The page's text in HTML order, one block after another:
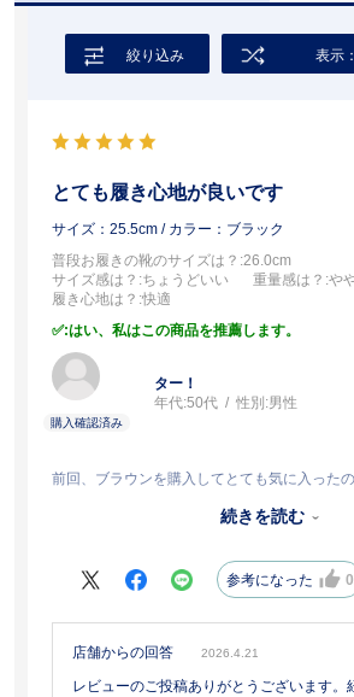
絞り込み 表示
とても履き心地が良いです
サイズ：25.5cm / カラー：ブラック
普段お履きの靴のサイズは？ :26.0cm
サイズ感は？ :ちょうどいい 重量感は？ :や
履き心地は？ :快適
:はい、私はこの商品を推薦します。
ター！
年代:50代 性別:男性
前回、ブラウンを購入してとても気に入ったの
続きを読む
参考になった 0
店舗からの回答 2026.4.21
レビューのご投稿ありがとうございます。